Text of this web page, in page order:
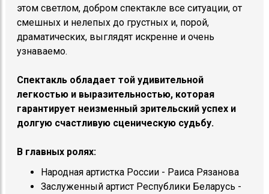
этом светлом, добром спектакле все ситуации, от
смешных и нелепых до грустных и, порой,
драматических, выглядят искренне и очень
узнаваемо.
Спектакль обладает той удивительной
легкостью и выразительностью, которая
гарантирует неизменный зрительский успех и
долгую счастливую сценическую судьбу.
В главных ролях:
Народная артистка России - Раиса Рязанова
Заслуженный артист Республики Беларусь -